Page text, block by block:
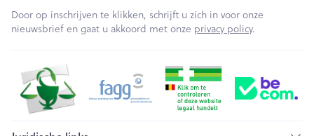
Door op inschrijven te klikken, schrijft u zich in voor onze
nieuwsbrief en gaat u akkoord met onze privacy policy.